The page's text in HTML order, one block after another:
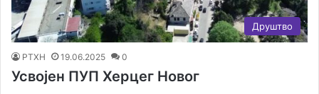
Друштво
РТХН 19.06.2025 0
Усвојен ПУП Херцег Новог